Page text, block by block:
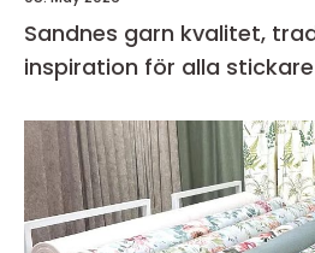
Sandnes garn kvalitet, tradition och
inspiration för alla stickare